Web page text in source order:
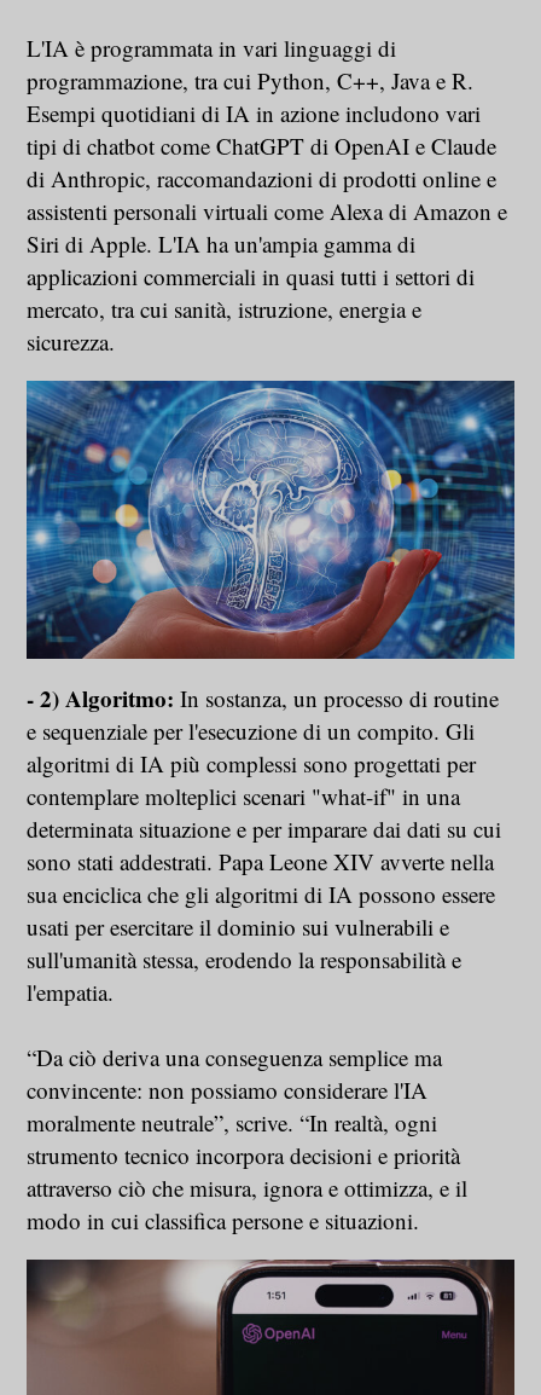
L'IA è programmata in vari linguaggi di
programmazione, tra cui Python, C++, Java e R.
Esempi quotidiani di IA in azione includono vari
tipi di chatbot come ChatGPT di OpenAI e Claude
di Anthropic, raccomandazioni di prodotti online e
assistenti personali virtuali come Alexa di Amazon e
Siri di Apple. L'IA ha un'ampia gamma di
applicazioni commerciali in quasi tutti i settori di
mercato, tra cui sanità, istruzione, energia e
sicurezza.
- 2) Algoritmo: In sostanza, un processo di routine
e sequenziale per l'esecuzione di un compito. Gli
algoritmi di IA più complessi sono progettati per
contemplare molteplici scenari "what-if" in una
determinata situazione e per imparare dai dati su cui
sono stati addestrati. Papa Leone XIV avverte nella
sua enciclica che gli algoritmi di IA possono essere
usati per esercitare il dominio sui vulnerabili e
sull'umanità stessa, erodendo la responsabilità e
l'empatia.
“Da ciò deriva una conseguenza semplice ma
convincente: non possiamo considerare l'IA
moralmente neutrale”, scrive. “In realtà, ogni
strumento tecnico incorpora decisioni e priorità
attraverso ciò che misura, ignora e ottimizza, e il
modo in cui classifica persone e situazioni.